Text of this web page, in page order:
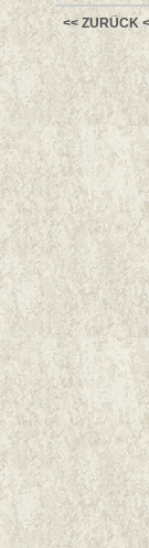
<< ZURÜCK